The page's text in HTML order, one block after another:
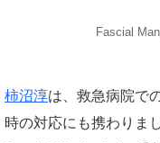
Fascial
柿沼淳は、救急病院で
時の対応にも携わりま